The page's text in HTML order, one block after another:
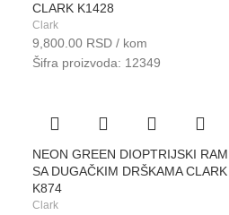
CLARK K1428
Clark
9,800.00 RSD / kom
Šifra proizvoda: 12349
NEON GREEN DIOPTRIJSKI RAM
SA DUGAČKIM DRŠKAMA CLARK
K874
Clark